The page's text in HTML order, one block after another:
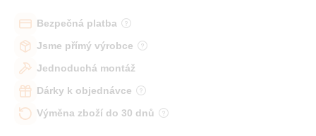
Bezpečná platba
Jsme přímý výrobce
Jednoduchá montáž
Dárky k objednávce
Výměna zboží do 30 dnů